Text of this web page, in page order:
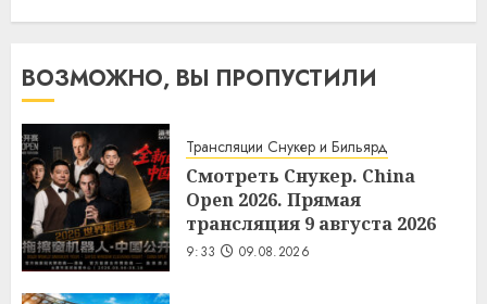
ВОЗМОЖНО, ВЫ ПРОПУСТИЛИ
Трансляции Снукер и Бильярд
Смотреть Снукер. China
Open 2026. Прямая
трансляция 9 августа 2026
9:33 09.08.2026